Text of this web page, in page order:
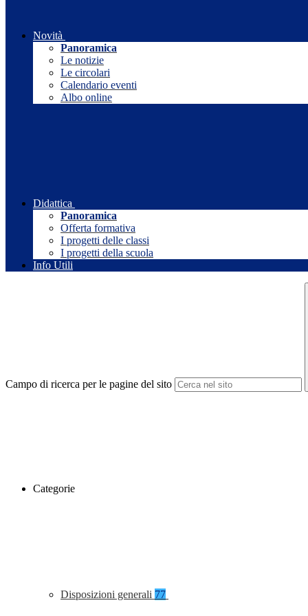
Novità
Panoramica
Le notizie
Le circolari
Calendario eventi
Albo online
Didattica
Panoramica
Offerta formativa
I progetti delle classi
I progetti della scuola
Info Utili
Campo di ricerca per le pagine del sito
Categorie
Disposizioni generali 77